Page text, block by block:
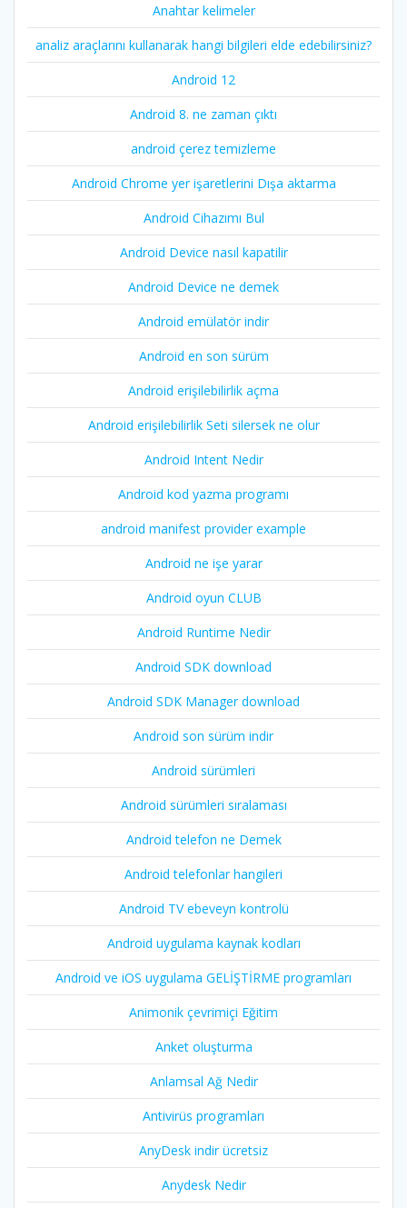
Anahtar kelimeler
analiz araçlarını kullanarak hangi bilgileri elde edebilirsiniz?
Android 12
Android 8. ne zaman çıktı
android çerez temizleme
Android Chrome yer işaretlerini Dışa aktarma
Android Cihazımı Bul
Android Device nasıl kapatilir
Android Device ne demek
Android emülatör indir
Android en son sürüm
Android erişilebilirlik açma
Android erişilebilirlik Seti silersek ne olur
Android Intent Nedir
Android kod yazma programı
android manifest provider example
Android ne işe yarar
Android oyun CLUB
Android Runtime Nedir
Android SDK download
Android SDK Manager download
Android son sürüm indir
Android sürümleri
Android sürümleri sıralaması
Android telefon ne Demek
Android telefonlar hangileri
Android TV ebeveyn kontrolü
Android uygulama kaynak kodları
Android ve iOS uygulama GELİŞTİRME programları
Animonik çevrimiçi Eğitim
Anket oluşturma
Anlamsal Ağ Nedir
Antivirüs programları
AnyDesk indir ücretsiz
Anydesk Nedir